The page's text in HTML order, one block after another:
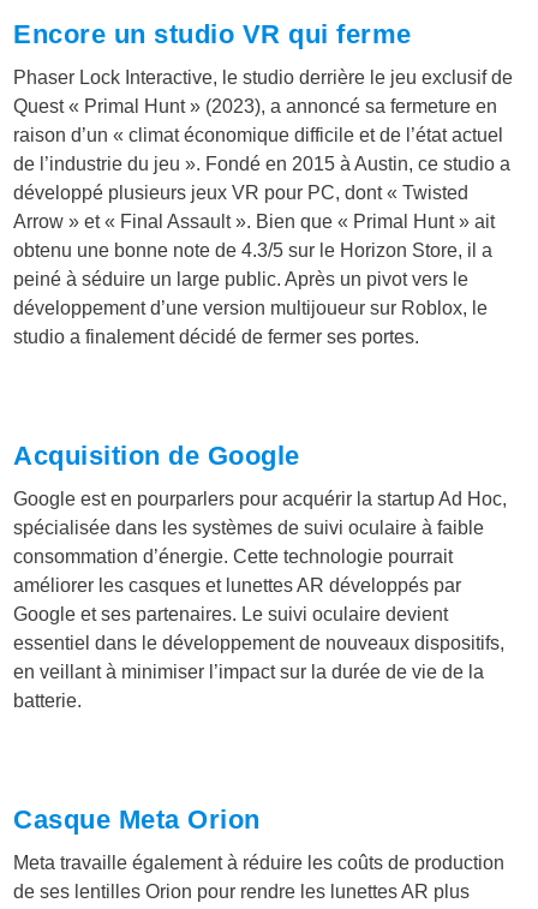
Encore un studio VR qui ferme
Phaser Lock Interactive, le studio derrière le jeu exclusif de
Quest « Primal Hunt » (2023), a annoncé sa fermeture en
raison d’un « climat économique difficile et de l’état actuel
de l’industrie du jeu ». Fondé en 2015 à Austin, ce studio a
développé plusieurs jeux VR pour PC, dont « Twisted
Arrow » et « Final Assault ». Bien que « Primal Hunt » ait
obtenu une bonne note de 4.3/5 sur le Horizon Store, il a
peiné à séduire un large public. Après un pivot vers le
développement d’une version multijoueur sur Roblox, le
studio a finalement décidé de fermer ses portes.
Acquisition de Google
Google est en pourparlers pour acquérir la startup Ad Hoc,
spécialisée dans les systèmes de suivi oculaire à faible
consommation d’énergie. Cette technologie pourrait
améliorer les casques et lunettes AR développés par
Google et ses partenaires. Le suivi oculaire devient
essentiel dans le développement de nouveaux dispositifs,
en veillant à minimiser l’impact sur la durée de vie de la
batterie.
Casque Meta Orion
Meta travaille également à réduire les coûts de production
de ses lentilles Orion pour rendre les lunettes AR plus